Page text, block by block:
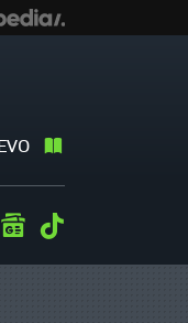
Instagramgooglenews